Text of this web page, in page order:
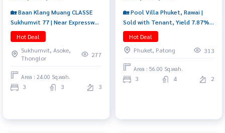
🏡 Baan Klang Muang CLASSE
Sukhumvit 77 | Near Expressway
& Leading International
Schools 3 Bedrooms | Price:
13.9 MB 📞 065-626-5636 (Kie)
Hot Deal
Sukhumvit, Asoke,
Thonglor
277
Area : 24.00 Sq.wah.
3 3 3
🏡 Pool Villa Phuket, Rawai |
Sold with Tenant, Yield 7.87%*
Price: 12.5 MB (2 MB Discount)
📞: 065-626-5636 (Khun Kie)
Hot Deal
Phuket, Patong
313
Area : 56.00 Sq.wah.
3 4 2